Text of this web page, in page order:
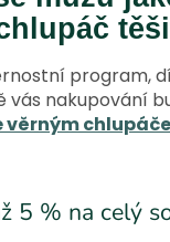
program,
vás nakupování
věrným
5 % na celý